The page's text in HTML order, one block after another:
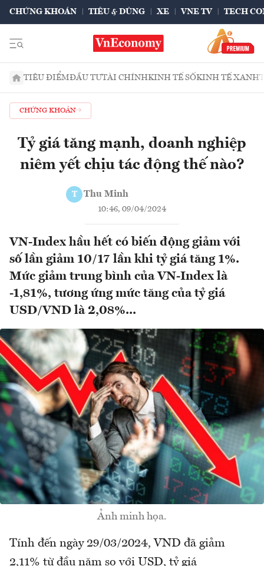
CHỨNG KHOÁN TIÊU & DÙNG XE VNE TV TECH
TIÊU ĐIỂMĐẦU TƯTÀI CHÍNHKINH TẾ SỐKINH TẾ XANH
CHỨNG KHOÁN
Tỷ giá tăng mạnh, doanh nghiệp
niêm yết chịu tác động thế nào?
T Thu Minh
10:46, 09/04/2024
VN-Index hầu hết có biến động giảm với
số lần giảm 10/17 lần khi tỷ giá tăng 1%.
Mức giảm trung bình của VN-Index là
-1,81%, tương ứng mức tăng của tỷ giá
USD/VND là 2,08%...
Ảnh minh họa.
Tính đến ngày 29/03/2024, VND đã giảm
2,11% từ đầu năm so với USD, tỷ giá